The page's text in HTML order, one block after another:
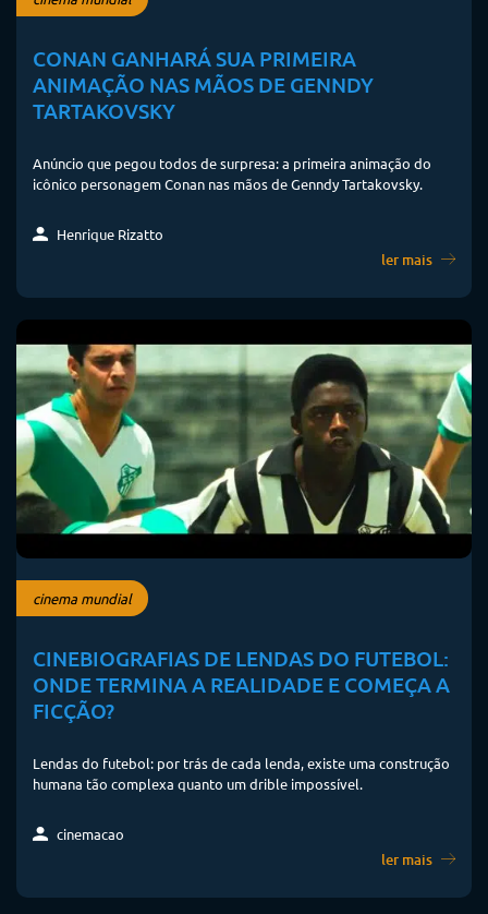
CONAN GANHARÁ SUA PRIMEIRA
ANIMAÇÃO NAS MÃOS DE GENNDY
TARTAKOVSKY
Anúncio que pegou todos de surpresa: a primeira animação do
icônico personagem Conan nas mãos de Genndy Tartakovsky.
Henrique Rizatto
ler mais
cinema mundial
CINEBIOGRAFIAS DE LENDAS DO FUTEBOL:
ONDE TERMINA A REALIDADE E COMEÇA A
FICÇÃO?
Lendas do futebol: por trás de cada lenda, existe uma construção
humana tão complexa quanto um drible impossível.
cinemacao
ler mais